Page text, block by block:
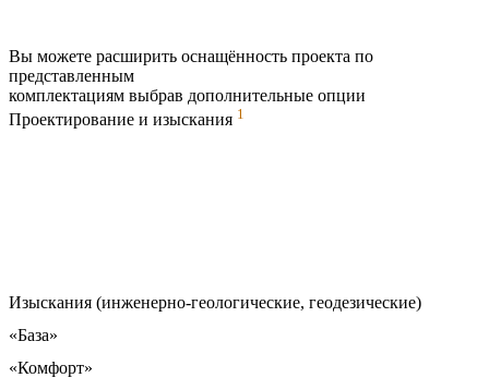
Вы можете расширить оснащённость проекта по
представленным
комплектациям выбрав дополнительные опции
Проектирование и изыскания 1
Изыскания (инженерно-геологические, геодезические)
«База»
«Комфорт»